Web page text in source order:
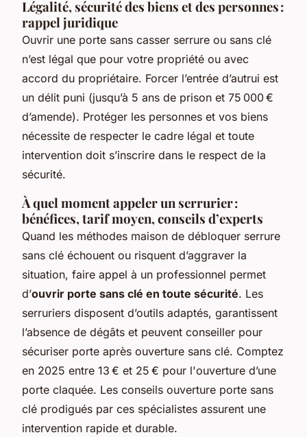
Légalité, sécurité des biens et des personnes :
rappel juridique
Ouvrir une porte sans casser serrure ou sans clé
n’est légal que pour votre propriété ou avec
accord du propriétaire. Forcer l’entrée d’autrui est
un délit puni (jusqu’à 5 ans de prison et 75 000 €
d’amende). Protéger les personnes et vos biens
nécessite de respecter le cadre légal et toute
intervention doit s’inscrire dans le respect de la
sécurité.
À quel moment appeler un serrurier :
bénéfices, tarif moyen, conseils d’experts
Quand les méthodes maison de débloquer serrure
sans clé échouent ou risquent d’aggraver la
situation, faire appel à un professionnel permet
d’ouvrir porte sans clé en toute sécurité. Les
serruriers disposent d’outils adaptés, garantissent
l’absence de dégâts et peuvent conseiller pour
sécuriser porte après ouverture sans clé. Comptez
en 2025 entre 13 € et 25 € pour l'ouverture d’une
porte claquée. Les conseils ouverture porte sans
clé prodigués par ces spécialistes assurent une
intervention rapide et durable.